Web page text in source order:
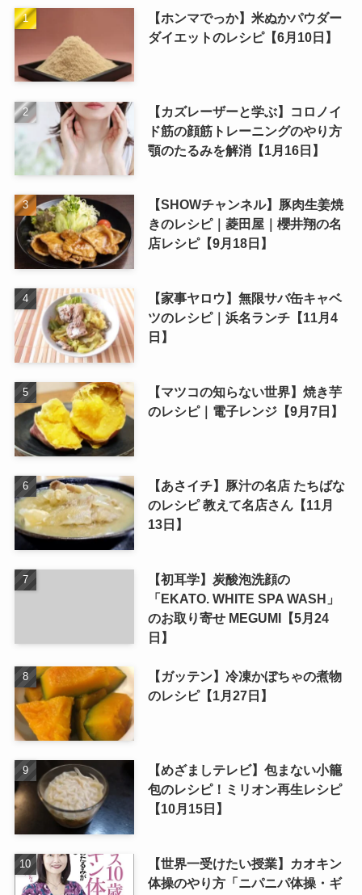
【ホンマでっか】米ぬかパウダー
ダイエットのレシピ【6月10日】
【カズレーザーと学ぶ】コロノイ
ド筋の顔筋トレーニングのやり方
顎のたるみを解消【1月16日】
【SHOWチャンネル】豚肉生姜焼
きのレシピ｜菱田屋｜櫻井翔の名
店レシピ【9月18日】
【家事ヤロウ】無限サバ缶キャベ
ツのレシピ｜浜名ランチ【11月4
日】
【マツコの知らない世界】焼き芋
のレシピ｜電子レンジ【9月7日】
【あさイチ】豚汁の名店 たちばな
のレシピ 教えて名店さん【11月
13日】
【初耳学】炭酸泡洗顔の
「EKATO. WHITE SPA WASH」
のお取り寄せ MEGUMI【5月24
日】
【ガッテン】冷凍かぼちゃの煮物
のレシピ【1月27日】
【めざましテレビ】包まない小籠
包のレシピ！ミリオン再生レシピ
【10月15日】
【世界一受けたい授業】カオキン
体操のやり方「ニパニパ体操・ギ